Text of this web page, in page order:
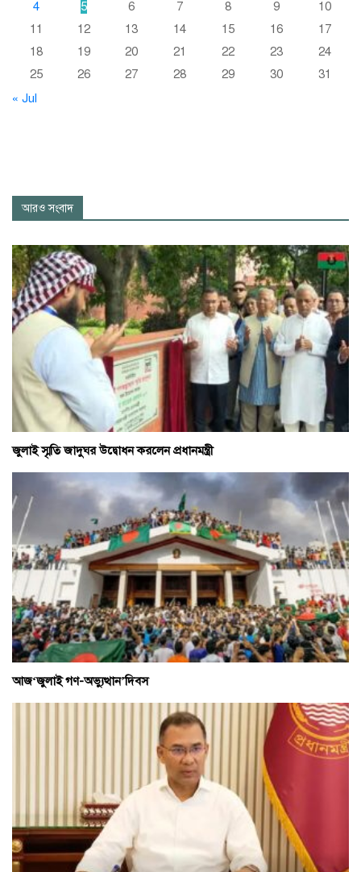
4 5 6 7 8 9
10
11
12 13 14 15 16
17
18
19 20 21 22 23
24
25
26 27 28 29 30
31
« Jul
আরও সংবাদ
জুলাই স্মৃতি জাদুঘর উদ্বোধন করলেন প্রধানমন্ত্রী
আজ‘জুলাই গণ-অভ্যুত্থান’দিবস